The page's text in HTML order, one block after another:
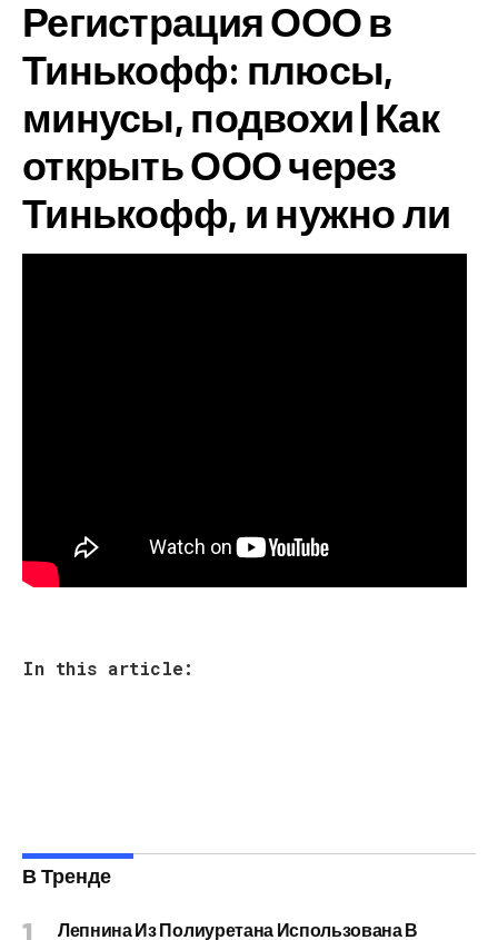
Регистрация ООО в
Тинькофф: плюсы,
минусы, подвохи | Как
открыть ООО через
Тинькофф, и нужно ли
In this article:
В Тренде
Лепнина Из Полиуретана Использована В